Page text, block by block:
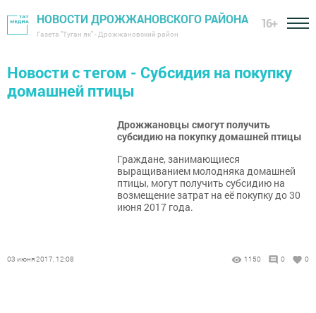
НОВОСТИ ДРОЖЖАНОВСКОГО РАЙОНА
Газета "Туган як" - Дрожжановский район
16+
Новости с тегом - Субсидия на покупку
домашней птицы
Дрожжановцы смогут получить
субсидию на покупку домашней птицы
Граждане, занимающиеся
выращиванием молодняка домашней
птицы, могут получить субсидию на
возмещение затрат на её покупку до 30
июня 2017 года.
03 июня 2017, 12:08 1150 0 0